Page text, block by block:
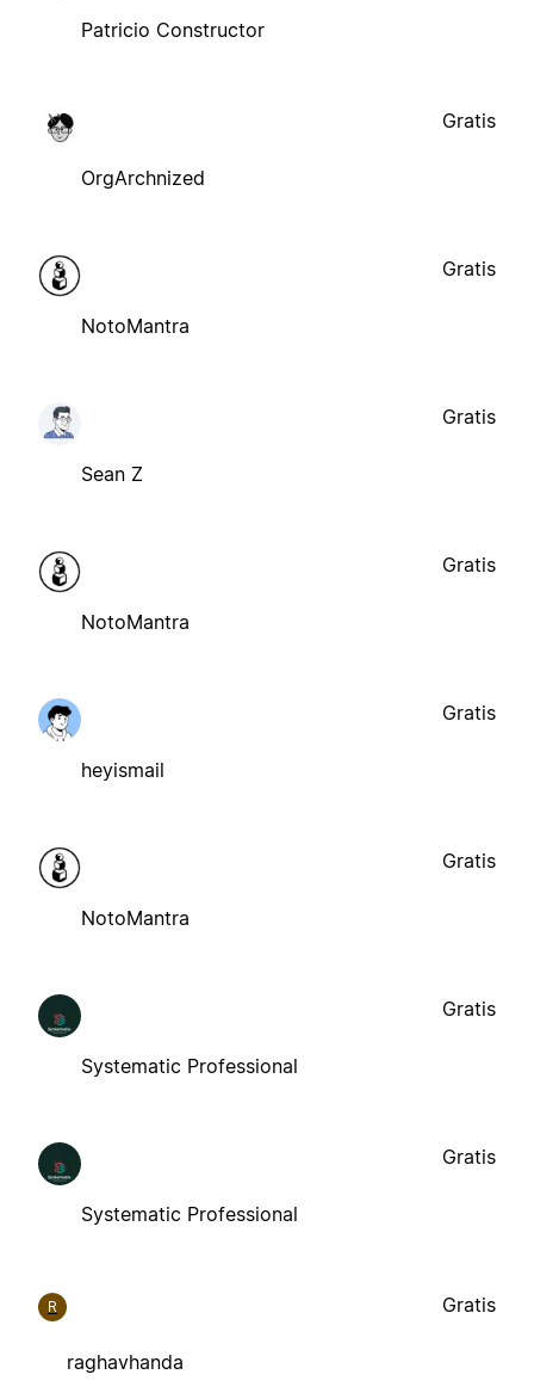
Patricio Constructor
OrgArchnized
Gratis
NotoMantra
Gratis
Sean Z
Gratis
NotoMantra
Gratis
heyismail
Gratis
NotoMantra
Gratis
Systematic Professional
Gratis
Systematic Professional
Gratis
R
raghavhanda
Gratis